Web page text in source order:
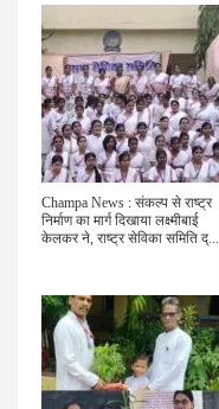
Champa News : संकल्प से राष्ट्र
निर्माण का मार्ग दिखाया लक्ष्मीबाई
केलकर ने, राष्ट्र सेविका समिति द्...